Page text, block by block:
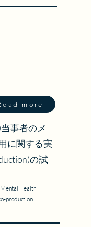
願われた幸せの先――
more
事者のメ
に関する実
の試
Mental Health
production